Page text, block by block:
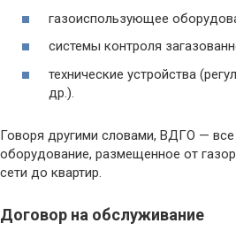
газоиспользующее
системы контроля
технические устройства
др.).
Говоря другими словами, ВДГО — все
оборудование, размещенное от
сети до квартир.
Договор на обслуживание